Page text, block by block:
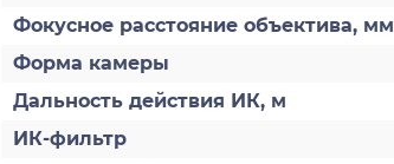
Фокусное расстояние объектива, мм
Форма камеры
Дальность действия ИК, м
ИК-фильтр